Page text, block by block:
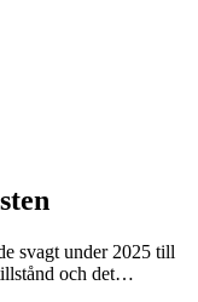
svagt under 2025 till
och det…